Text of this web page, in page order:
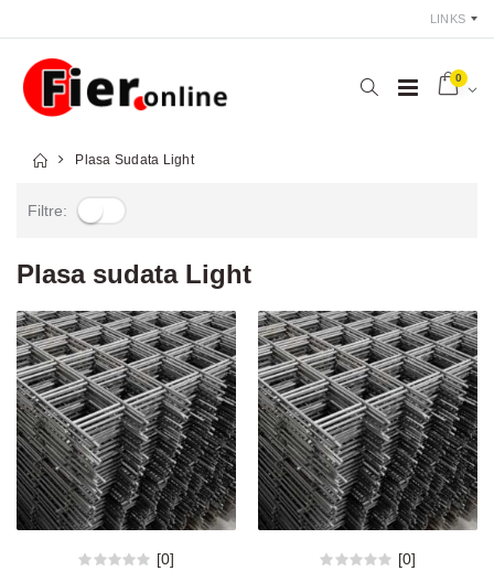
LINKS
0
Plasa Sudata Light
Filtre:
Plasa sudata Light
[0]
[0]